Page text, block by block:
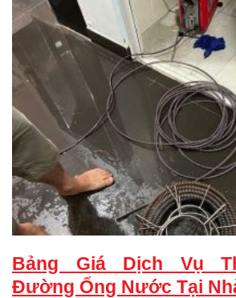
Bảng Giá Dịch Vụ
Đường Ống Nước Tại